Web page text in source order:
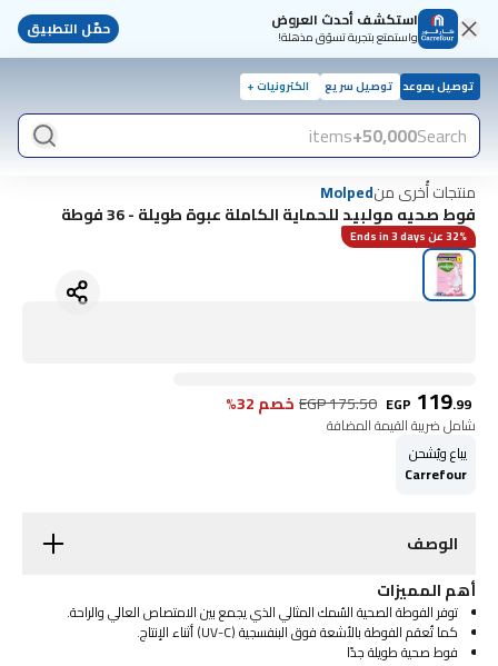
استكشف أحدث العروض
واستمتع بتجربة تسوّق مذهلة! حمّل التطبيق
توصيل بموعد توصيل سريع الكترونيات +
Search
50,000+
items
منتجات أُخرى منMolped
فوط صحيه مولبيد للحماية الكاملة عبوة طويلة - 36 فوطة
32% عن Ends in 3 days
EGP 119.99
EGP175.50 خصم 32%
شامل ضريبة القيمة المضافة
يباع ويُشحن
Carrefour
الوصف
أهم المميزات
توفر الفوطة الصحية السُمك المثالي الذي يجمع بين الامتصاص العالي والراحة.
كما تُعقم الفوطة بالأشعة فوق البنفسجية (UV-C) أثناء الإنتاج.
فوط صحية طويلة جدًا